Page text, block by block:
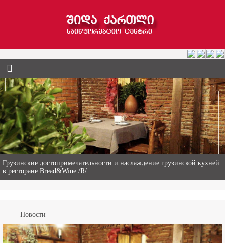
Гиви Абалаки – 86-летний фермер из Горийского муниципалитета